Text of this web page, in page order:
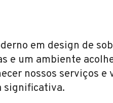
em design de
e um ambiente
nossos serviços e
significativa.